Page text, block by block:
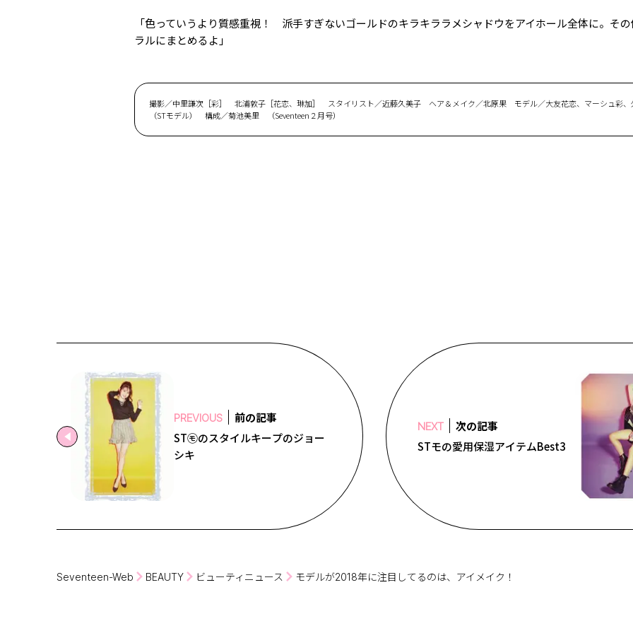
「色っていうより質感重視！ 派手すぎないゴールドのキラキララメシャドウをアイホール全体に。そ
ラルにまとめるよ」
撮影／中里謙次［彩］ 北浦敦子［花恋、琳加］ スタイリスト／近藤久美子 ヘア＆メイク／北原果 モデル／大友花恋、マーシュ彩、
（STモデル） 構成／菊池美里 （Seventeen２月号）
PREVIOUS
前の記事
ST㋲のスタイルキープのジョー
シキ
NEXT
次の記事
STモの愛用保湿アイテムBest3
Seventeen-Web BEAUTY ビューティニュース モデルが2018年に注目してるのは、アイメイク！